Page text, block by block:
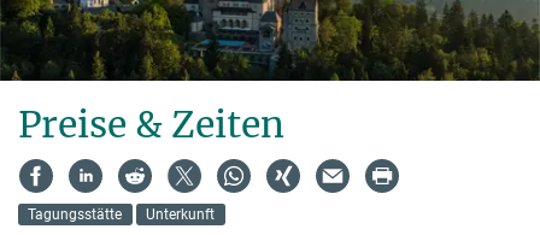
Preise & Zeiten
Tagungsstätte Unterkunft